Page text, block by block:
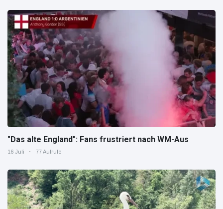
"Das alte England": Fans frustriert nach WM-Aus
16 Juli 77 Aufrufe